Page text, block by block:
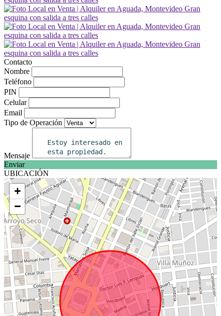
Contacto
Nombre
Teléfono
PIN
Celular
Email
Tipo de Operación
Mensaje
Enviar
UBICACIÓN
+
−